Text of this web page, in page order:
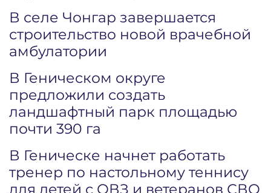
В селе Чонгар завершается
строительство новой врачебной
амбулатории
В Геническом округе
предложили создать
ландшафтный парк площадью
почти 390 га
В Геническе начнет работать
тренер по настольному теннису
для детей с ОВЗ и ветеранов СВО